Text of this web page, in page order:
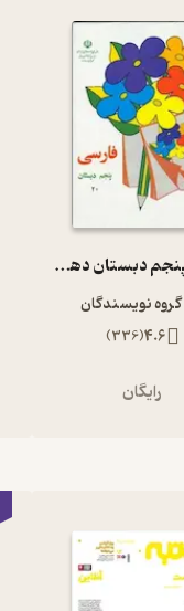
فارسی پنجم دبستان دهه 60
گروه نویسندگان
4.6
(
336
)
رایگان